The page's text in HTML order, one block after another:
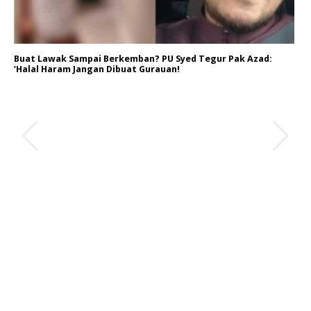
Buat Lawak Sampai Berkemban? PU Syed Tegur Pak Azad:
‘Halal Haram Jangan Dibuat Gurauan!